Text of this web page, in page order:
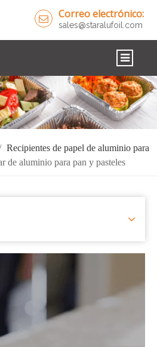
Correo electrónico:
sales@staralufoil.com
Recipientes de papel de aluminio para
de aluminio para pan y pasteles